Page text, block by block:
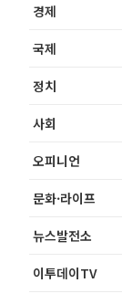
경제
국제
정치
사회
오피니언
문화·라이프
뉴스발전소
이투데이TV